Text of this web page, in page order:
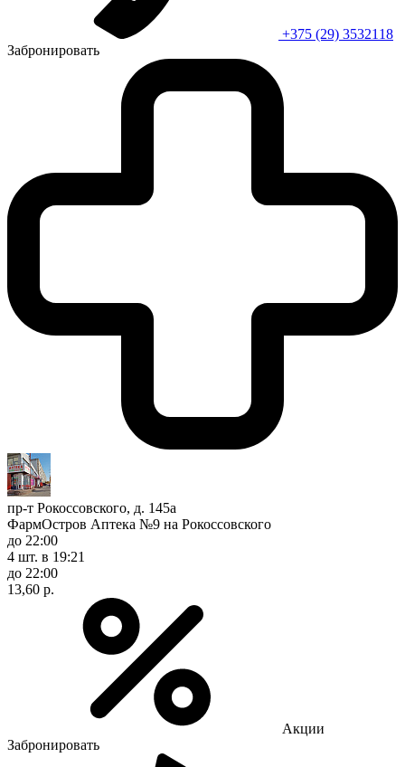
+375 (29) 3532118
Забронировать
пр-т Рокоссовского, д. 145а
ФармОстров Аптека №9 на Рокоссовского
до 22:00
4 шт. в 19:21
до 22:00
13,60 р.
Акции
Забронировать